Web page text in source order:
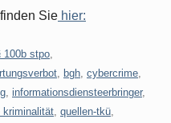
Sie hier:
100b stpo
bgh cybercrime
informationsdiensteerbringer,
kriminalität quellen-tkü